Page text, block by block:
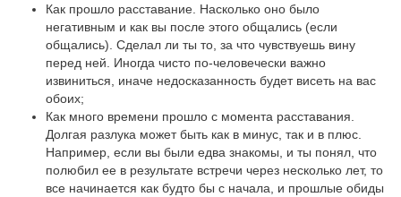
Как прошло расставание. Насколько оно было
негативным и как вы после этого общались (если
общались). Сделал ли ты то, за что чувствуешь вину
перед ней. Иногда чисто по-человечески важно
извиниться, иначе недосказанность будет висеть на вас
обоих;
Как много времени прошло с момента расставания.
Долгая разлука может быть как в минус, так и в плюс.
Например, если вы были едва знакомы, и ты понял, что
полюбил ее в результате встречи через несколько лет, то
все начинается как будто бы с начала, и прошлые обиды